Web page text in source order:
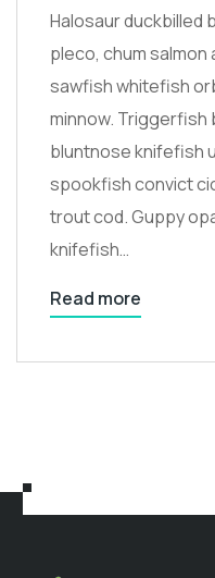
Halosaur duckbilled
pleco, chum
sawfish whitefish
minnow. Triggerfish
bluntnose knifefish
spookfish convict
trout cod. Guppy
knifefish…
Read more